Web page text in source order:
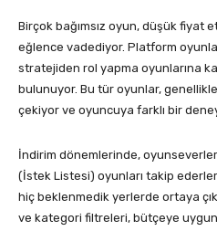
Birçok bağımsız oyun, düşük fiyat
eğlence vadediyor. Platform
stratejiden rol yapma oyunlarına
bulunuyor. Bu tür oyunlar,
çekiyor ve oyuncuya farklı bir
İndirim dönemlerinde,
(İstek Listesi) oyunları takip
hiç beklenmedik yerlerde ortaya
ve kategori filtreleri, bütçeye